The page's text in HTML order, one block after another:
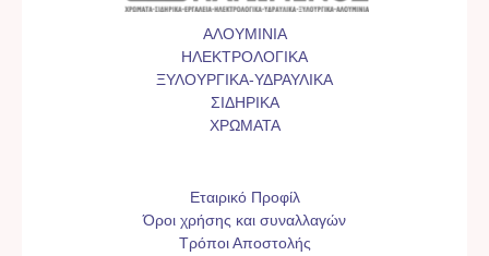
ΑΛΟΥΜΙΝΙΑ
ΗΛΕΚΤΡΟΛΟΓΙΚΑ
ΞΥΛΟΥΡΓΙΚΑ-ΥΔΡΑΥΛΙΚΑ
ΣΙΔΗΡΙΚΑ
ΧΡΩΜΑΤΑ
Εταιρικό Προφίλ
Όροι χρήσης και συναλλαγών
Τρόποι Αποστολής